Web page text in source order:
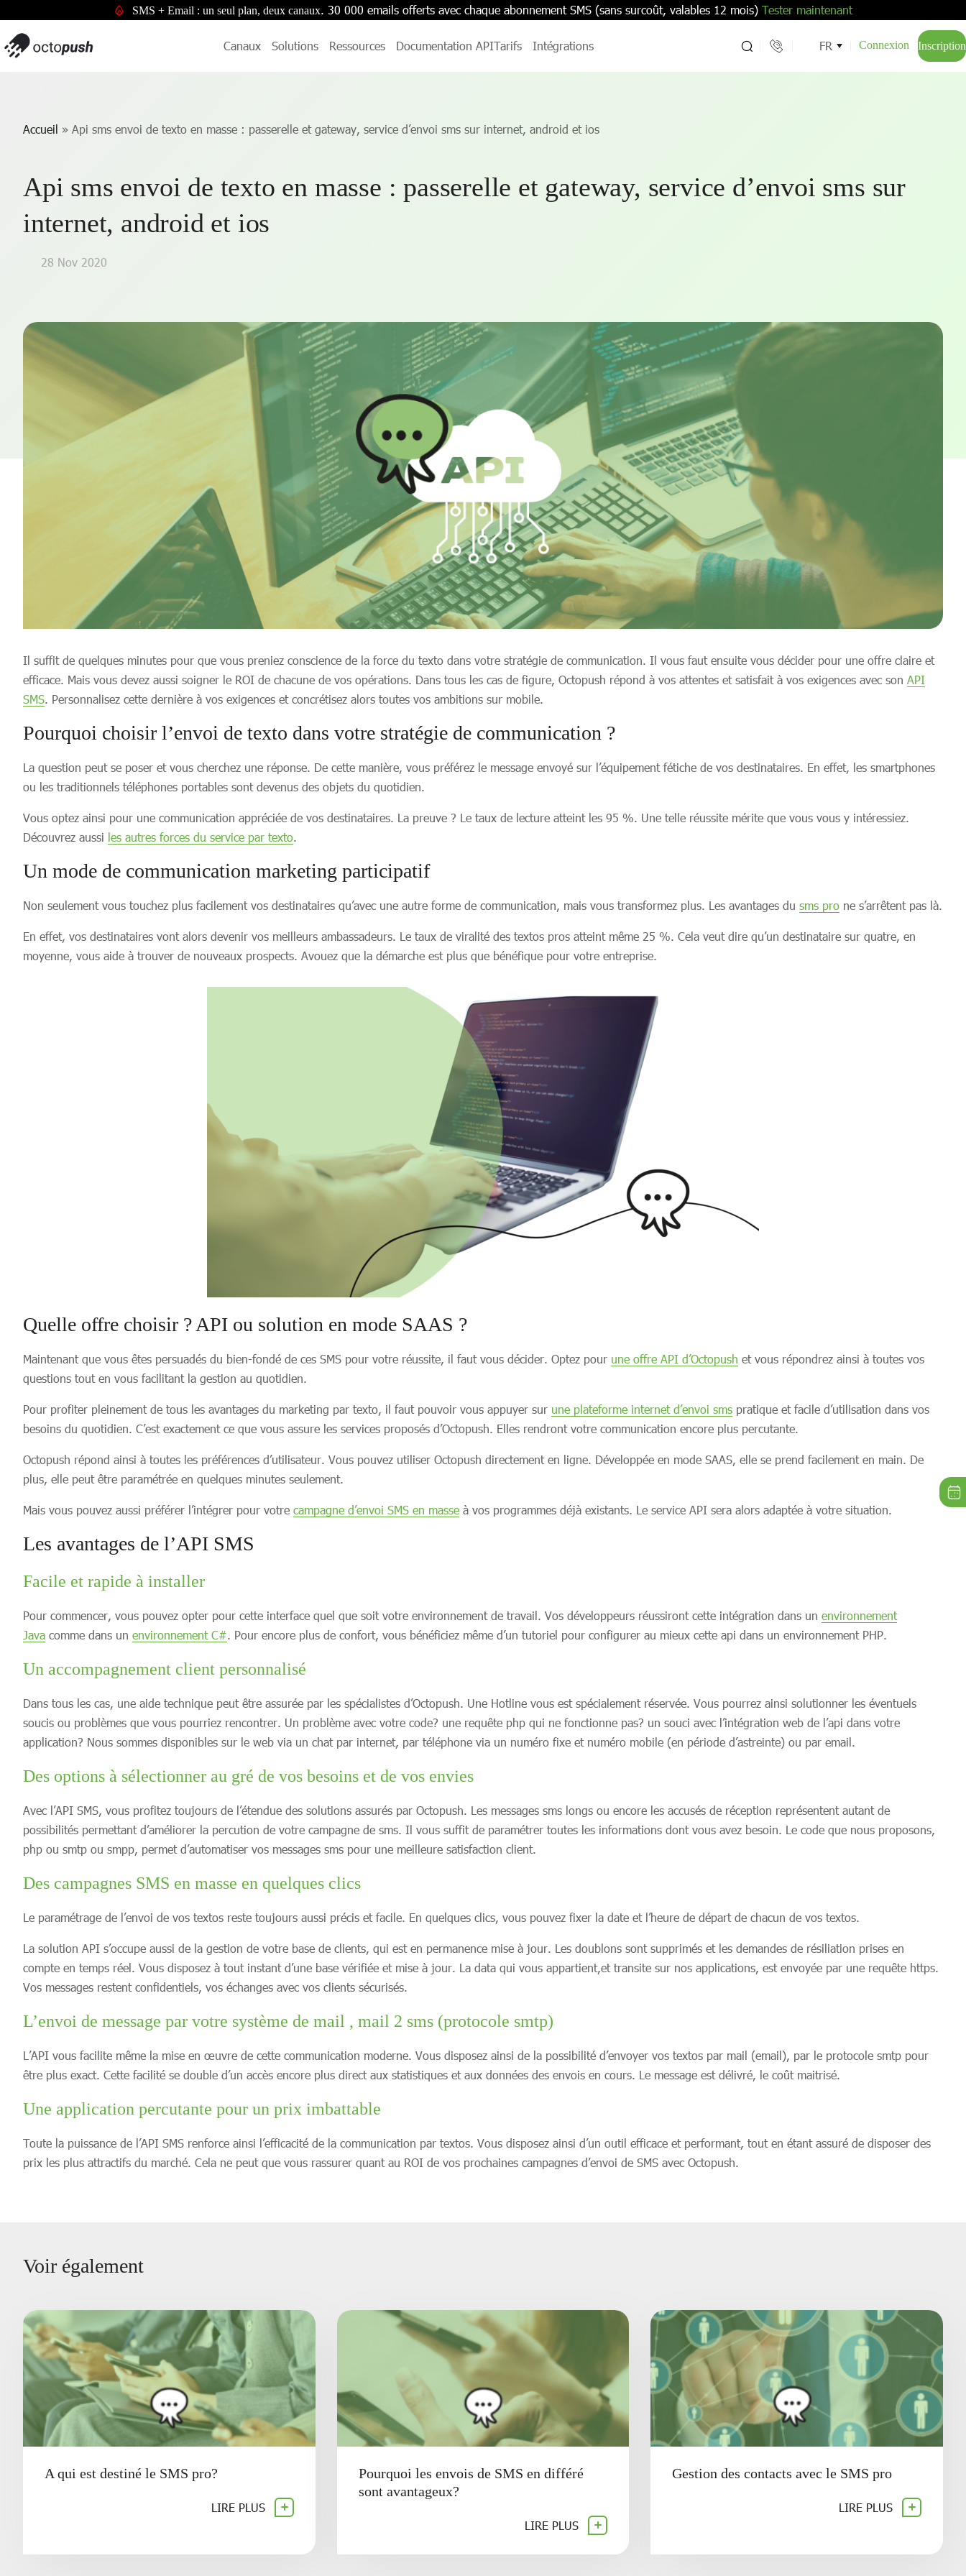
SMS + Email : un seul plan, deux canaux. 30 000 emails offerts avec chaque abonnement SMS (sans surcoût, valables 12 mois) Tester maintenant
Canaux Solutions Ressources Documentation APITarifs Intégrations FR Connexion Inscription
Accueil » Api sms envoi de texto en masse : passerelle et gateway, service d’envoi sms sur internet, android et ios
Api sms envoi de texto en masse : passerelle et gateway, service d’envoi sms sur
internet, android et ios
28 Nov 2020
Il suffit de quelques minutes pour que vous preniez conscience de la force du texto dans votre stratégie de communication. Il vous faut ensuite vous décider pour une offre claire et
efficace. Mais vous devez aussi soigner le ROI de chacune de vos opérations. Dans tous les cas de figure, Octopush répond à vos attentes et satisfait à vos exigences avec son API
SMS . Personnalisez cette dernière à vos exigences et concrétisez alors toutes vos ambitions sur mobile.
Pourquoi choisir l’envoi de texto dans votre stratégie de communication ?
La question peut se poser et vous cherchez une réponse. De cette manière, vous préférez le message envoyé sur l’équipement fétiche de vos destinataires. En effet, les smartphones
ou les traditionnels téléphones portables sont devenus des objets du quotidien.
Vous optez ainsi pour une communication appréciée de vos destinataires. La preuve ? Le taux de lecture atteint les 95 %. Une telle réussite mérite que vous vous y intéressiez.
Découvrez aussi les autres forces du service par texto
Un mode de communication marketing participatif
Non seulement vous touchez plus facilement vos destinataires qu’avec une autre forme de communication, mais vous transformez plus. Les avantages du sms pro ne s’arrêtent pas là.
En effet, vos destinataires vont alors devenir vos meilleurs ambassadeurs. Le taux de viralité des textos pros atteint même 25 %. Cela veut dire qu’un destinataire sur quatre, en
moyenne, vous aide à trouver de nouveaux prospects. Avouez que la démarche est plus que bénéfique pour votre entreprise.
Quelle offre choisir ? API ou solution en mode SAAS ?
Maintenant que vous êtes persuadés du bien-fondé de ces SMS pour votre réussite, il faut vous décider. Optez pour une offre API d’Octopush et vous répondrez ainsi à toutes vos
questions tout en vous facilitant la gestion au quotidien.
Pour profiter pleinement de tous les avantages du marketing par texto, il faut pouvoir vous appuyer sur une plateforme internet d’envoi sms pratique et facile d’utilisation dans vos
besoins du quotidien. C’est exactement ce que vous assure les services proposés d’Octopush. Elles rendront votre communication encore plus percutante.
Octopush répond ainsi à toutes les préférences d’utilisateur. Vous pouvez utiliser Octopush directement en ligne. Développée en mode SAAS, elle se prend facilement en main. De
plus, elle peut être paramétrée en quelques minutes seulement.
Mais vous pouvez aussi préférer l’intégrer pour votre campagne d’envoi SMS en masse à vos programmes déjà existants. Le service API sera alors adaptée à votre situation.
Les avantages de l’API SMS
Facile et rapide à installer
Pour commencer, vous pouvez opter pour cette interface quel que soit votre environnement de travail. Vos développeurs réussiront cette intégration dans un environnement
Java comme dans un environnement C# . Pour encore plus de confort, vous bénéficiez même d’un tutoriel pour configurer au mieux cette api dans un environnement PHP.
Un accompagnement client personnalisé
Dans tous les cas, une aide technique peut être assurée par les spécialistes d’Octopush. Une Hotline vous est spécialement réservée. Vous pourrez ainsi solutionner les éventuels
soucis ou problèmes que vous pourriez rencontrer. Un problème avec votre code? une requête php qui ne fonctionne pas? un souci avec l’intégration web de l’api dans votre
application? Nous sommes disponibles sur le web via un chat par internet, par téléphone via un numéro fixe et numéro mobile (en période d’astreinte) ou par email.
Des options à sélectionner au gré de vos besoins et de vos envies
Avec l’API SMS, vous profitez toujours de l’étendue des solutions assurés par Octopush. Les messages sms longs ou encore les accusés de réception représentent autant de
possibilités permettant d’améliorer la percution de votre campagne de sms. Il vous suffit de paramétrer toutes les informations dont vous avez besoin. Le code que nous proposons,
php ou smtp ou smpp, permet d’automatiser vos messages sms pour une meilleure satisfaction client.
Des campagnes SMS en masse en quelques clics
Le paramétrage de l’envoi de vos textos reste toujours aussi précis et facile. En quelques clics, vous pouvez fixer la date et l’heure de départ de chacun de vos textos.
La solution API s’occupe aussi de la gestion de votre base de clients, qui est en permanence mise à jour. Les doublons sont supprimés et les demandes de résiliation prises en
compte en temps réel. Vous disposez à tout instant d’une base vérifiée et mise à jour. La data qui vous appartient,et transite sur nos applications, est envoyée par une requête https.
Vos messages restent confidentiels, vos échanges avec vos clients sécurisés.
L’envoi de message par votre système de mail , mail 2 sms (protocole smtp)
L’API vous facilite même la mise en œuvre de cette communication moderne. Vous disposez ainsi de la possibilité d’envoyer vos textos par mail (email), par le protocole smtp pour
être plus exact. Cette facilité se double d’un accès encore plus direct aux statistiques et aux données des envois en cours. Le message est délivré, le coût maitrisé.
Une application percutante pour un prix imbattable
Toute la puissance de l’API SMS renforce ainsi l’efficacité de la communication par textos. Vous disposez ainsi d’un outil efficace et performant, tout en étant assuré de disposer des
prix les plus attractifs du marché. Cela ne peut que vous rassurer quant au ROI de vos prochaines campagnes d’envoi de SMS avec Octopush.
Voir également
A qui est destiné le SMS pro?
LIRE PLUS
Pourquoi les envois de SMS en différé
sont avantageux?
LIRE PLUS
Gestion des contacts avec le SMS pro
LIRE PLUS